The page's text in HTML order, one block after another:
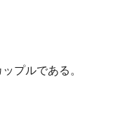
プルである。